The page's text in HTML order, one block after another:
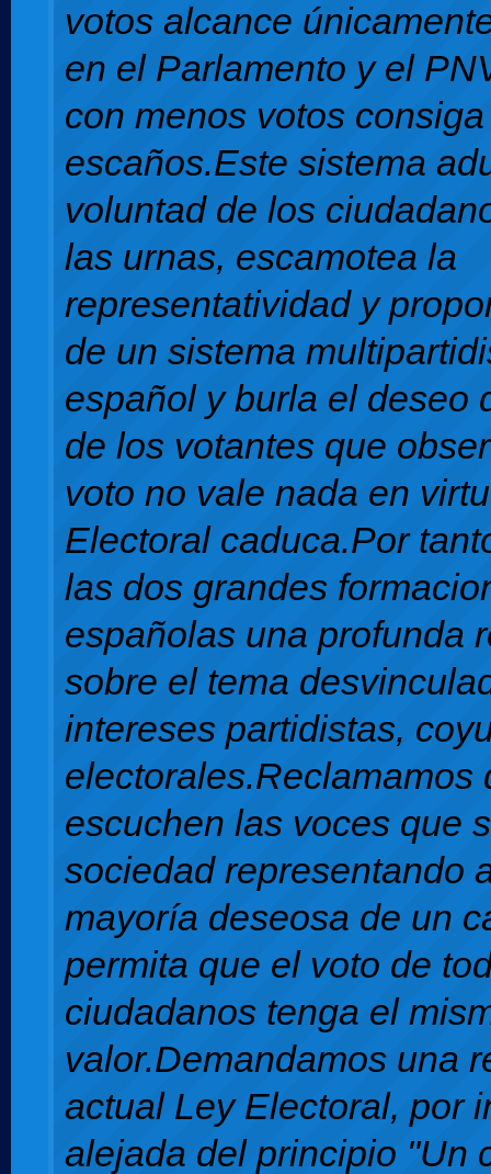
votos alcance
en el Parlamento y el
con menos votos
escaños.Este sistema
voluntad de los
las urnas, escamotea la
representatividad y
de un sistema
español y burla el deseo
de los votantes que
voto no vale nada en
Electoral caduca.Por
las dos grandes
españolas una profunda
sobre el tema
intereses partidistas,
electorales.Reclamamos
escuchen las voces que
sociedad representando
mayoría deseosa de un
permita que el voto de
ciudadanos tenga el
valor.Demandamos una
actual Ley Electoral, por
alejada del principio "Un